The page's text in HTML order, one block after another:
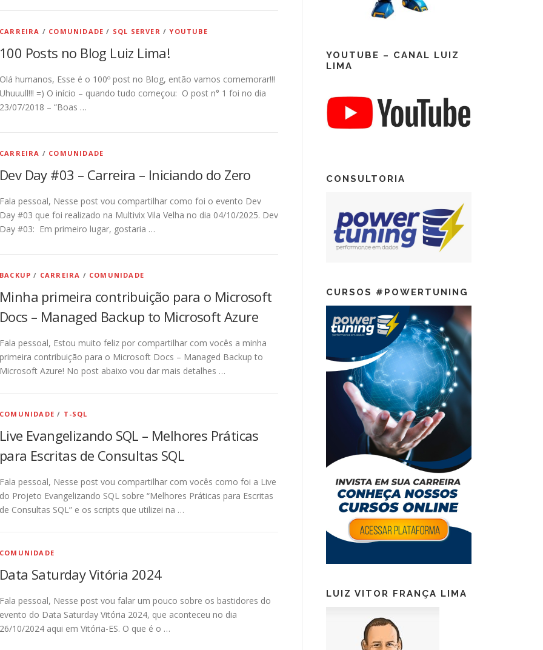
CARREIRA / COMUNIDADE / SQL SERVER /YOUTUBE
100 Posts no Blog Luiz Lima!
Olá humanos, Esse é o 100º post no Blog, então vamos comemorar!!!
Uhuuull!!! =) O início – quando tudo começou: O post n° 1 foi no dia
23/07/2018 – “Boas …
CARREIRA / COMUNIDADE
Dev Day #03 – Carreira – Iniciando do Zero
Fala pessoal, Nesse post vou compartilhar como foi o evento Dev
Day #03 que foi realizado na Multivix Vila Velha no dia 04/10/2025. Dev
Day #03: Em primeiro lugar, gostaria …
BACKUP / CARREIRA / COMUNIDADE
Minha primeira contribuição para o Microsoft
Docs – Managed Backup to Microsoft Azure
Fala pessoal, Estou muito feliz por compartilhar com vocês a minha
primeira contribuição para o Microsoft Docs – Managed Backup to
Microsoft Azure! No post abaixo vou dar mais detalhes …
COMUNIDADE / T-SQL
Live Evangelizando SQL – Melhores Práticas
para Escritas de Consultas SQL
Fala pessoal, Nesse post vou compartilhar com vocês como foi a Live
do Projeto Evangelizando SQL sobre “Melhores Práticas para Escritas
de Consultas SQL” e os scripts que utilizei na …
COMUNIDADE
Data Saturday Vitória 2024
Fala pessoal, Nesse post vou falar um pouco sobre os bastidores do
evento do Data Saturday Vitória 2024, que aconteceu no dia
26/10/2024 aqui em Vitória-ES. O que é o …
YOUTUBE – CANAL LUIZ
LIMA
CONSULTORIA
CURSOS #POWERTUNING
LUIZ VITOR FRANÇA LIMA